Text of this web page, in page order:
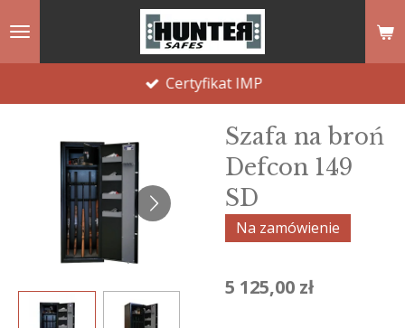
Certyfikat IMP
Szafa na broń
Defcon 149
SD
Na zamówienie
5 125,00 zł